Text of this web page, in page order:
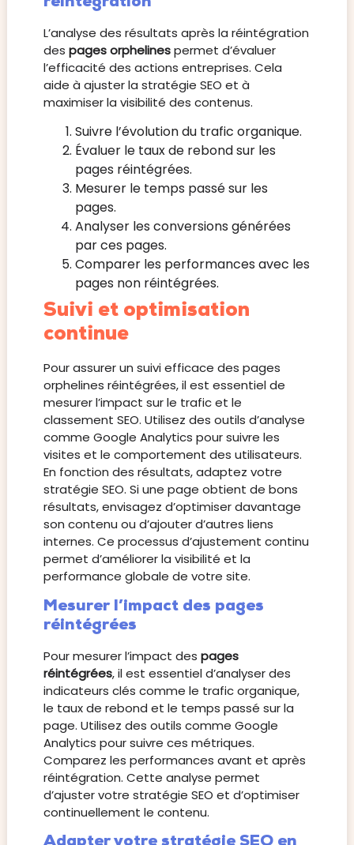
L’analyse des résultats après la réintégration
des pages orphelinespermet d’évaluer
l’efficacité des actions entreprises. Cela
aide à ajuster la stratégie SEO et à
maximiser la visibilité des contenus.
Suivre l’évolution du trafic organique.
Évaluer le taux de rebond sur les
pages réintégrées.
Mesurer le temps passé sur les
pages.
Analyser les conversions générées
par ces pages.
Comparer les performances avec les
pages non réintégrées.
Suivi et optimisation
continue
Pour assurer un suivi efficace des pages
orphelines réintégrées, il est essentiel de
mesurer l’impact sur le trafic et le
classement SEO. Utilisez des outils d’analyse
comme Google Analytics pour suivre les
visites et le comportement des utilisateurs.
En fonction des résultats, adaptez votre
stratégie SEO. Si une page obtient de bons
résultats, envisagez d’optimiser davantage
son contenu ou d’ajouter d’autres liens
internes. Ce processus d’ajustement continu
permet d’améliorer la visibilité et la
performance globale de votre site.
Mesurer l’impact des pages
réintégrées
Pour mesurer l’impact des pages
réintégrées, il est essentiel d’analyser des
indicateurs clés comme le trafic organique,
le taux de rebond et le temps passé sur la
page. Utilisez des outils comme Google
Analytics pour suivre ces métriques.
Comparez les performances avant et après
réintégration. Cette analyse permet
d’ajuster votre stratégie SEO et d’optimiser
continuellement le contenu.